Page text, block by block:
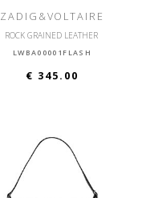
ZADIG&VOLTAIRE
ROCK GRAINED LEATHER
LWBA00001FLASH
€ 345.00